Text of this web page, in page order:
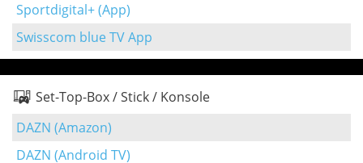
Sportdigital+ (App)
Swisscom blue TV App
Set-Top-Box / Stick / Konsole
DAZN (Amazon)
DAZN (Android TV)